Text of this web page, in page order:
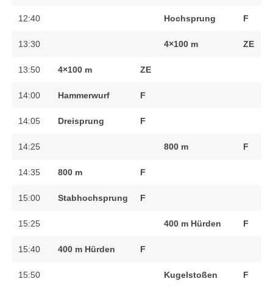
12:40 Hochsprung F
13:30 4×100 m ZE
13:50 4×100 m ZE
14:00 Hammerwurf F
14:05 Dreisprung F
14:25 800 m F
14:35 800 m F
15:00 Stabhochsprung F
15:25 400 m Hürden F
15:40 400 m Hürden F
15:50 Kugelstoßen F